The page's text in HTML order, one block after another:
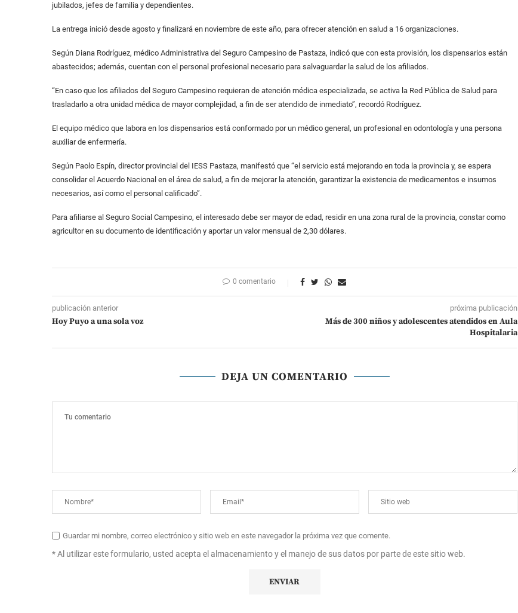
jubilados, jefes de familia y dependientes.
La entrega inició desde agosto y finalizará en noviembre de este año, para ofrecer atención en salud a 16 organizaciones.
Según Diana Rodríguez, médico Administrativa del Seguro Campesino de Pastaza, indicó que con esta provisión, los dispensarios están
abastecidos; además, cuentan con el personal profesional necesario para salvaguardar la salud de los afiliados.
“En caso que los afiliados del Seguro Campesino requieran de atención médica especializada, se activa la Red Pública de Salud para
trasladarlo a otra unidad médica de mayor complejidad, a fin de ser atendido de inmediato”, recordó Rodríguez.
El equipo médico que labora en los dispensarios está conformado por un médico general, un profesional en odontología y una persona
auxiliar de enfermería.
Según Paolo Espín, director provincial del IESS Pastaza, manifestó que “el servicio está mejorando en toda la provincia y, se espera
consolidar el Acuerdo Nacional en el área de salud, a fin de mejorar la atención, garantizar la existencia de medicamentos e insumos
necesarios, así como el personal calificado”.
Para afiliarse al Seguro Social Campesino, el interesado debe ser mayor de edad, residir en una zona rural de la provincia, constar como
agricultor en su documento de identificación y aportar un valor mensual de 2,30 dólares.
0 comentario
publicación anterior
Hoy Puyo a una sola voz
próxima publicación
Más de 300 niños y adolescentes atendidos en Aula
Hospitalaria
DEJA UN COMENTARIO
Guardar mi nombre, correo electrónico y sitio web en este navegador la próxima vez que comente.
* Al utilizar este formulario, usted acepta el almacenamiento y el manejo de sus datos por parte de este sitio web.